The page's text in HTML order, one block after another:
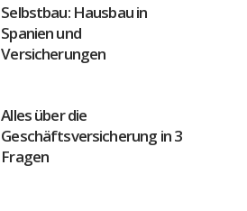
Selbstbau: Hausbau in
Spanien und
Versicherungen
Alles über die
Geschäftsversicherung in 3
Fragen